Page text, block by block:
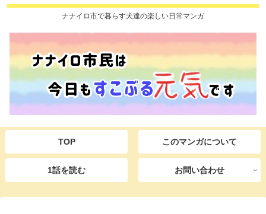
ナナイロ市で暮らす犬達の楽しい日常マンガ
TOP このマンガについて
1話を読む お問い合わせ